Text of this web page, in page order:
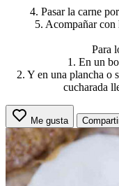
4. Pasar la carne
5. Acompañar
Para
1. En un
2. Y en una plancha o
cucharada
Me gusta